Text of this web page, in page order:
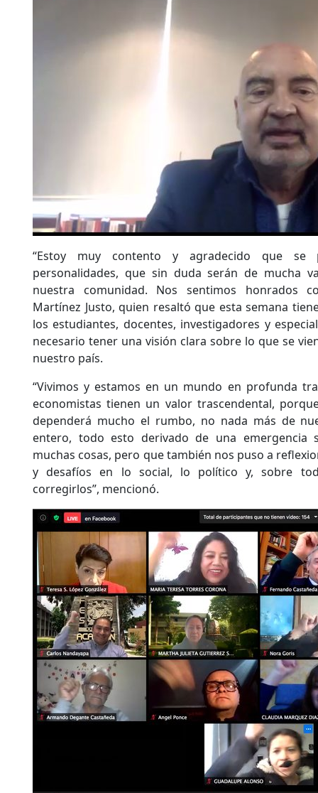
“Estoy muy contento y agradecido que se
personalidades, que sin duda serán de mucha
nuestra comunidad. Nos sentimos honrados
Martínez Justo, quien resaltó que esta semana
los estudiantes, docentes, investigadores y
necesario tener una visión clara sobre lo que se
nuestro país.
“Vivimos y estamos en un mundo en profunda
economistas tienen un valor trascendental,
dependerá mucho el rumbo, no nada más de
entero, todo esto derivado de una emergencia
muchas cosas, pero que también nos puso a
y desafíos en lo social, lo político y, sobre
corregirlos”, mencionó.